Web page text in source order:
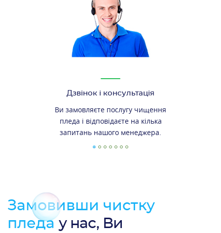
Дзвінок і консультація
Ви замовляєте послугу чищення
пледа і відповідаєте на кілька
запитань нашого менеджера.
Замовивши чистку
пледа у нас, Ви